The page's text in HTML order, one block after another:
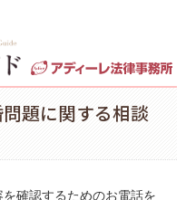
題に関する相談
確認するためのお電話を